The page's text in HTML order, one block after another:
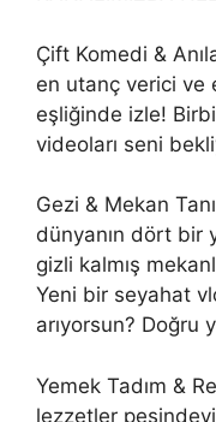
Çift Komedi &
en utanç verici ve
eşliğinde izle!
videoları seni
Gezi & Mekan
dünyanın dört bir
gizli kalmış
Yeni bir seyahat
arıyorsun? Doğru
Yemek Tadım &
lezzetler